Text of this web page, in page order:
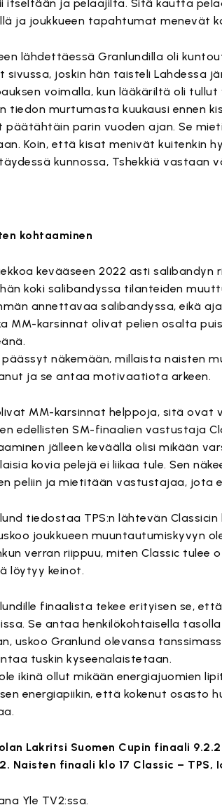
itseltään ja pelaajilta. Sitä kautta
ja joukkueen tapahtumat menevät
lähdettäessä Granlundilla oli
sivussa, joskin hän taisteli Lahdessa
voimalla, kun lääkäriltä oli
tiedon murtumasta kuukausi ennen
päätähtäin parin vuoden ajan. Se
Koin, että kisat menivät kuitenkin
kunnossa, Tshekkiä vastaan
kohtaaminen
kevääseen 2022 asti
koki salibandyssa tilanteiden
annettavaa salibandyssa, eikä
MM-karsinnat olivat pelien osalta
päässyt näkemään, millaista naisten
ja se antaa motivaatiota arkeen.
MM-karsinnat helppoja, sitä ovat
edellisten SM-finaalien vastustaja
jälleen keväällä olisi mikään
kovia pelejä ei liikaa tule. Sen
peliin ja mietitään vastustajaa, jota
tiedostaa TPS:n lähtevän
joukkueen muuntautumiskyvyn
verran riippuu, miten Classic
löytyy keinot.
finaalista tekee erityisen se,
Se antaa henkilökohtaisella
uskoo Granlund olevansa
tuskin kyseenalaistetaan.
ikinä ollut mikään energiajuomien
energiapiikin, että kokenut osasto
Lakritsi Suomen Cupin finaali
Naisten finaali klo 17 Classic – TPS,
Yle TV2:ssa.